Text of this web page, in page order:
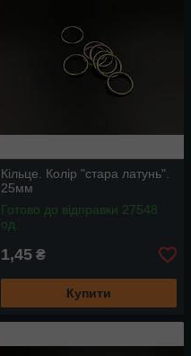
Кільце. Колір "стара латунь".
25мм
Готово до відправки 27548
од.
1,45 ₴
Купити